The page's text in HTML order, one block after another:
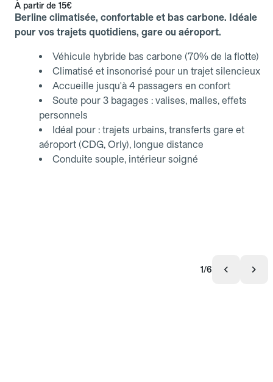
À partir de 15€
Berline climatisée, confortable et bas carbone. Idéale
pour vos trajets quotidiens, gare ou aéroport.
Véhicule hybride bas carbone (70% de la flotte)
Climatisé et insonorisé pour un trajet silencieux
Accueille jusqu'à 4 passagers en confort
Soute pour 3 bagages : valises, malles, effets
personnels
Idéal pour : trajets urbains, transferts gare et
aéroport (CDG, Orly), longue distance
Conduite souple, intérieur soigné
1/6